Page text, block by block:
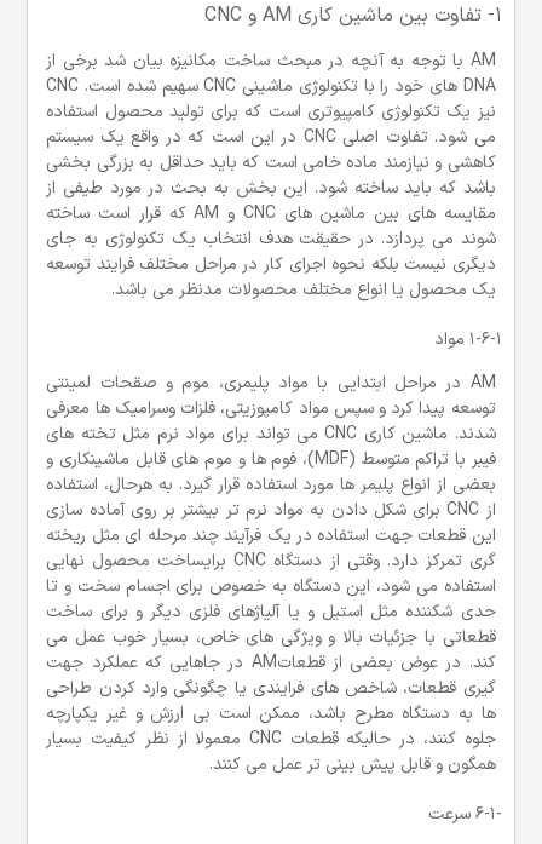
1- تفاوت بین ماشین کاری AM و CNC
AM با توجه به آنچه در مبحث ساخت مکانیزه بیان شد برخی از
DNA های خود را با تکنولوژی ماشینی CNC سهیم شده است. CNC
نیز یک تکنولوژی کامپیوتری است که برای تولید محصول استفاده
می شود. تفاوت اصلی CNC در این است که در واقع یک سیستم
کاهشی و نیازمند ماده خامی است که باید حداقل به بزرگی بخشی
باشد که باید ساخته شود. این بخش به بحث در مورد طیفی از
مقایسه های بین ماشین های CNC و AM که قرار است ساخته
شوند می پردازد. در حقیقت هدف انتخاب یک تکنولوژی به جای
دیگری نیست بلکه نحوه اجرای کار در مراحل مختلف فرایند توسعه
یک محصول یا انواع مختلف محصولات مدنظر می باشد.
1-6-1 مواد
AM در مراحل ابتدایی با مواد پلیمری، موم و صقحات لمینتی
توسعه پیدا کرد و سپس مواد کامپوزیتی، فلزات وسرامیک ها معرفی
شدند. ماشین کاری CNC می تواند برای مواد نرم مثل تخته های
فیبر با تراکم متوسط (MDF)، فوم ها و موم های قابل ماشینکاری و
بعضی از انواع پلیمر ها مورد استفاده قرار گیرد. به هرحال، استفاده
از CNC برای شکل دادن به مواد نرم تر بیشتر بر روی آماده سازی
این قطعات جهت استفاده در یک فرآیند چند مرحله ای مثل ریخته
گری تمرکز دارد. وقتی از دستگاه CNC برایساخت محصول نهایی
استفاده می شود، این دستگاه به خصوص برای اجسام سخت و تا
حدی شکننده مثل استیل و یا آلیاژهای فلزی دیگر و برای ساخت
قطعاتی با جزئیات بالا و ویژگی های خاص، بسیار خوب عمل می
کند. در عوض بعضی از قطعاتAM در جاهایی که عملکرد جهت
گیری قطعات، شاخص های فرایندی یا چگونگی وارد کردن طراحی
ها به دستگاه مطرح باشد، ممکن است بی ارزش و غیر یکپارچه
جلوه کنند، در حالیکه قطعات CNC معمولا از نظر کیفیت بسیار
همگون و قابل پیش بینی تر عمل می کنند.
-6-1 سرعت